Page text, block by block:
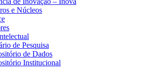
e Núcleos
de Pesquisa
de Dados
Institucional